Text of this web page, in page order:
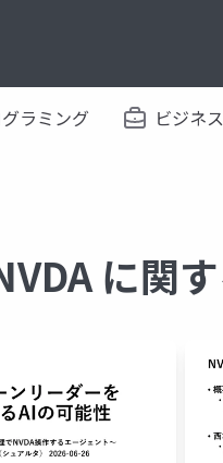
ラミング ビジネス
に関